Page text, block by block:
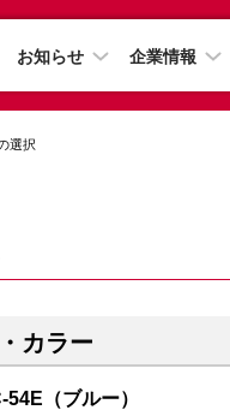
お知らせ 企業情報
選択
カラー
（ブルー）